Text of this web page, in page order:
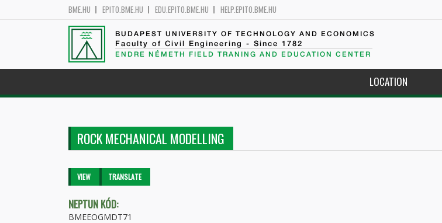
BME.HU EPITO.BME.HU EDU.EPITO.BME.HU HELP.EPITO.BME.HU
BUDAPEST UNIVERSITY OF TECHNOLOGY AND ECONOMICS
Faculty of Civil Engineering - Since 1782
ENDRE NÉMETH FIELD TRANING AND EDUCATION CENTER
LOCATION
ROCK MECHANICAL MODELLING
Primary tabs
VIEW (ACTIVETRANSLATE
NEPTUN KÓD:
BMEEOGMDT71